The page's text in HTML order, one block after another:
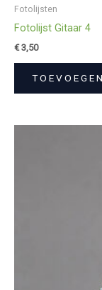
Fotolijsten
Fotolijst Gitaar 4
€3,50